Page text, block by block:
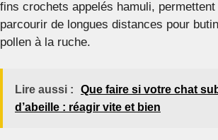
fins crochets appelés hamuli, permettent
parcourir de longues distances pour
pollen à la ruche.
Lire aussi :
Que faire si votre chat
d’abeille : réagir vite et bien